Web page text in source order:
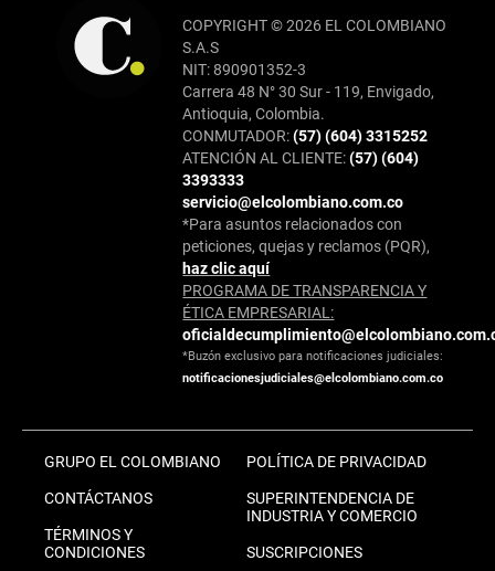
COPYRIGHT © 2026 EL COLOMBIANO
S.A.S
NIT: 890901352-3
Carrera 48 N° 30 Sur - 119, Envigado,
Antioquia, Colombia.
CONMUTADOR:(57) (604) 3315252
ATENCIÓN AL CLIENTE:(57) (604)
3393333
servicio@elcolombiano.com.co
*Para asuntos relacionados con
peticiones, quejas y reclamos (PQR),
haz clic aquí
PROGRAMA DE TRANSPARENCIA Y
ÉTICA EMPRESARIAL:
*Buzón exclusivo para notificaciones judiciales:
notificacionesjudiciales@elcolombiano.com.co
GRUPO EL COLOMBIANO
CONTÁCTANOS
TÉRMINOS Y
CONDICIONES
POLÍTICA DE PRIVACIDAD
SUPERINTENDENCIA DE
INDUSTRIA Y COMERCIO
SUSCRIPCIONES